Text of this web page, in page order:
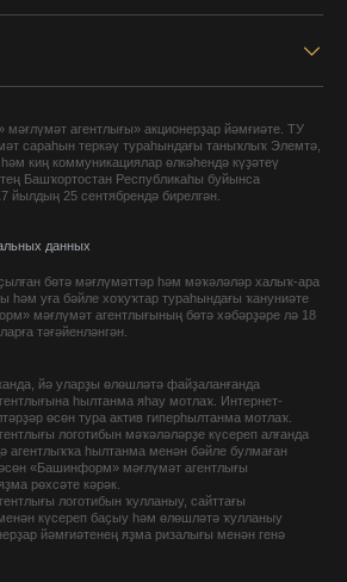
агентлығы» акционерҙар йәмғиәте. ТУ
сараһын теркәү тураһындағы таныҡлыҡ Элемтә,
киң коммуникациялар өлкәһендә күҙәтеү
Башҡортостан Республикаһы буйынса
йылдың 25 сентябрендә бирелгән.
данных
бөтә мәғлүмәттәр һәм мәҡәләләр халыҡ-ара
һәм уға бәйле хоҡуҡтар тураһындағы ҡануниәте
мәғлүмәт агентлығының бөтә хәбәрҙәре лә 18
тәғәйенләнгән.
йә уларҙы өлөшләтә файҙаланғанда
һылтанма яһау мотлаҡ. Интернет-
өсөн тура актив гиперһылтанма мотлаҡ.
логотибын мәҡәләләрҙе күсереп алғанда
агентлыҡҡа һылтанма менән бәйле булмаған
«Башинформ» мәғлүмәт агентлығы
рөхсәте кәрәк.
логотибын ҡулланыу, сайттағы
күсереп баҫыу һәм өлөшләтә ҡулланыу
йәмғиәтенең яҙма ризалығы менән генә